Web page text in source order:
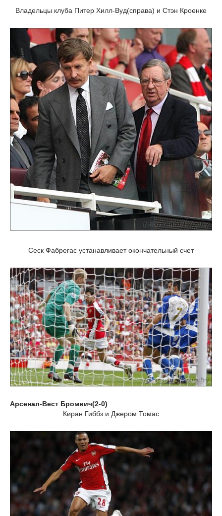
Владельцы клуба Питер Хилл-Вуд(справа) и Стэн Кроенке
Сеск Фабрегас устанавливает окончательный счет
Арсенал-Вест Бромвич(2-0)
Киран Гиббз и Джером Томас